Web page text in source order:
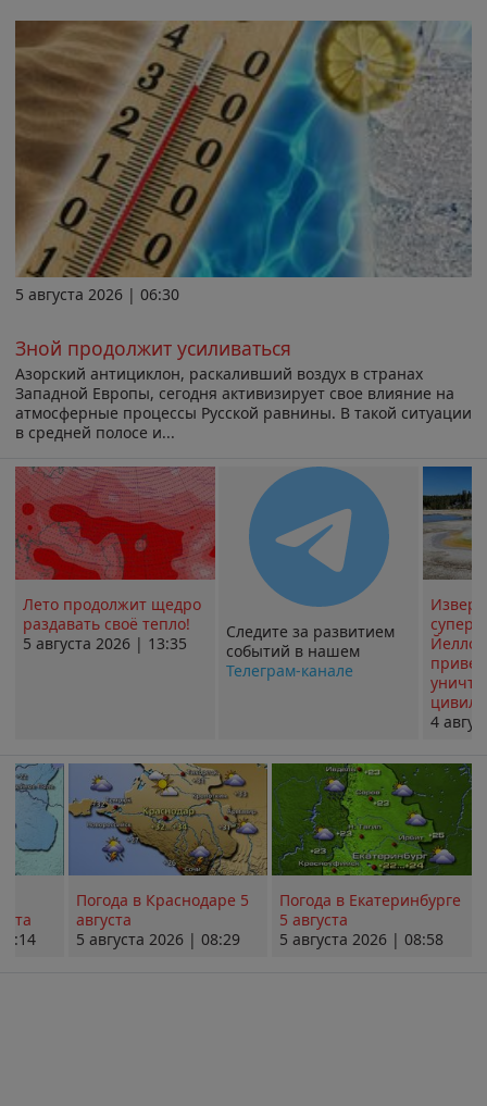
5 августа 2026 | 06:30
Зной продолжит усиливаться
Азорский антициклон, раскаливший воздух в странах
Западной Европы, сегодня активизирует свое влияние на
атмосферные процессы Русской равнины. В такой ситуации
в средней полосе и...
Лето продолжит щедро
раздавать своё тепло!
5 августа 2026 | 13:35
Следите за развитием
событий в нашем
Телеграм-канале
4
Погода в Краснодаре 5
августа
5 августа 2026 | 08:29
Погода в Екатеринбурге
5 августа
5 августа 2026 | 08:58